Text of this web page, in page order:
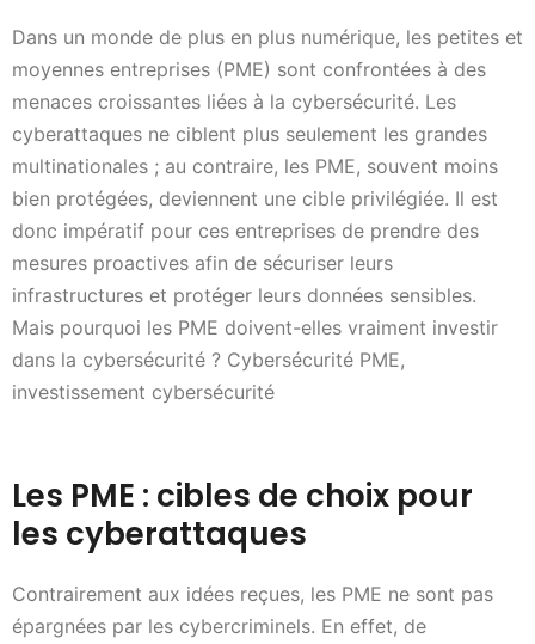
Dans un monde de plus en plus numérique, les petites et
moyennes entreprises (PME) sont confrontées à des
menaces croissantes liées à la cybersécurité. Les
cyberattaques ne ciblent plus seulement les grandes
multinationales ; au contraire, les PME, souvent moins
bien protégées, deviennent une cible privilégiée. Il est
donc impératif pour ces entreprises de prendre des
mesures proactives afin de sécuriser leurs
infrastructures et protéger leurs données sensibles.
Mais pourquoi les PME doivent-elles vraiment investir
dans la cybersécurité ? Cybersécurité PME,
investissement cybersécurité
Les PME : cibles de choix pour
les cyberattaques
Contrairement aux idées reçues, les PME ne sont pas
épargnées par les cybercriminels. En effet, de